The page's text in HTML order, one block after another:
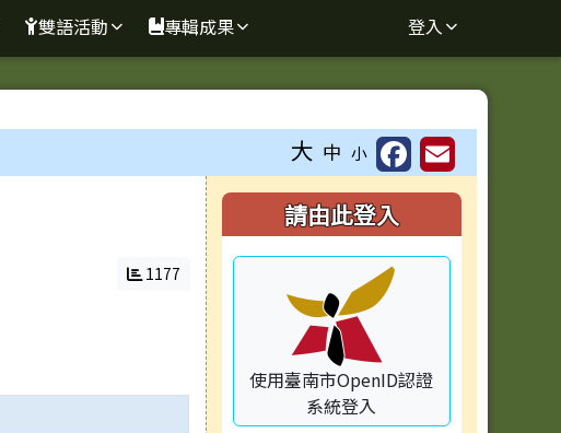
雙語活動 專輯成果 登入
⏸
大 中 小
1177
右邊區域內容
請由此登入
使用臺南市OpenID認證
系統登入